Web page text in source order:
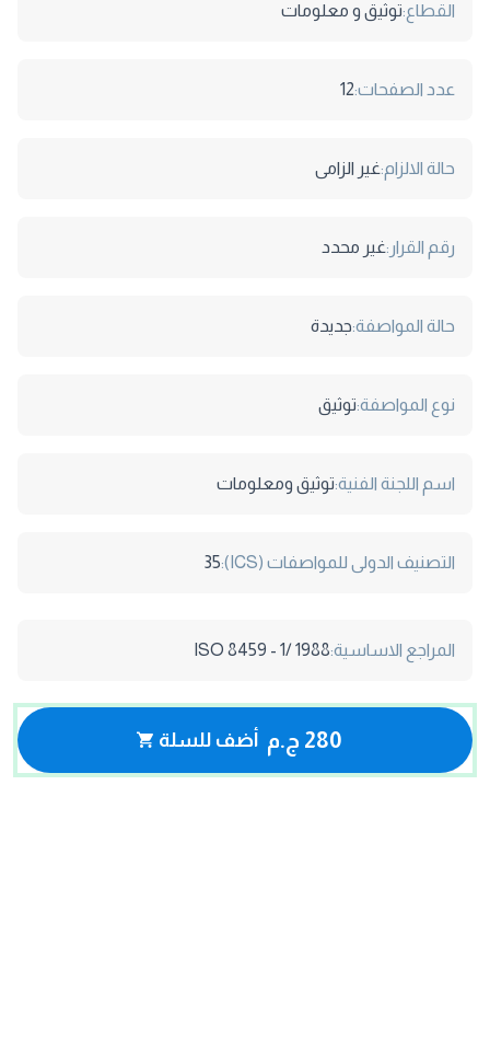
القطاع:توثيق و معلومات
عدد الصفحات:12
حالة الالزام:غير الزامى
رقم القرار:غير محدد
حالة المواصفة:جديدة
نوع المواصفة:توثيق
اسم اللجنة الفنية:توثيق ومعلومات
التصنيف الدولى للمواصفات (ICS): 35
المراجع الاساسية:ISO 8459 - 1/ 1988
280 ج.م أضف للسلة